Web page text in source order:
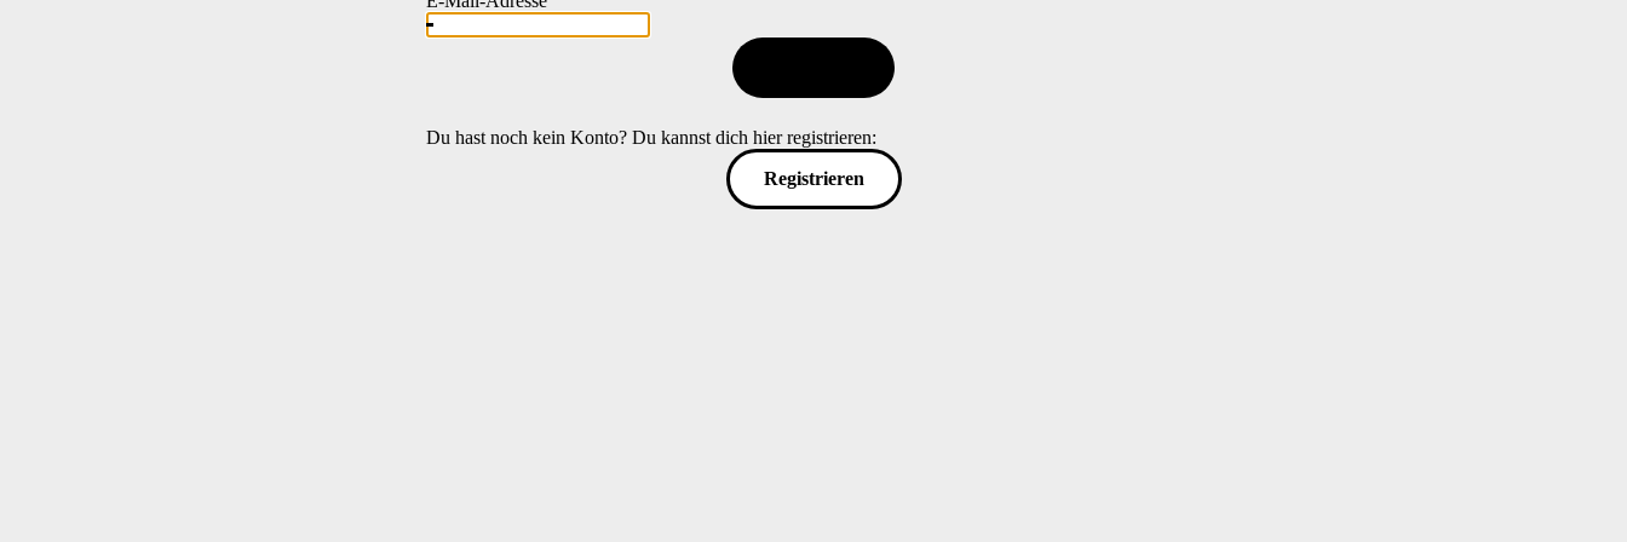
Du hast noch kein Konto? Du kannst dich hier registrieren:
Registrieren